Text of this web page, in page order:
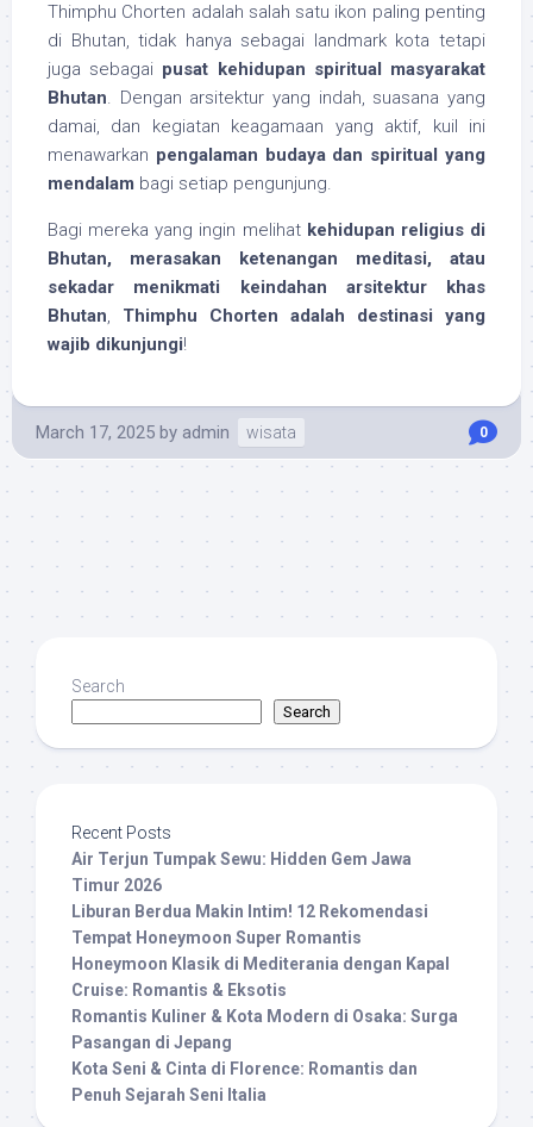
Thimphu Chorten adalah salah satu ikon paling penting
di Bhutan, tidak hanya sebagai landmark kota tetapi
juga sebagai pusat kehidupan spiritual masyarakat
Bhutan. Dengan arsitektur yang indah, suasana yang
damai, dan kegiatan keagamaan yang aktif, kuil ini
menawarkan pengalaman budaya dan spiritual yang
mendalam bagi setiap pengunjung.
Bagi mereka yang ingin melihat kehidupan religius di
Bhutan, merasakan ketenangan meditasi, atau
sekadar menikmati keindahan arsitektur khas
Bhutan, Thimphu Chorten adalah destinasi yang
wajib dikunjungi!
March 17, 2025 by admin wisata 0
Search
Search
Recent Posts
Air Terjun Tumpak Sewu: Hidden Gem Jawa
Timur 2026
Liburan Berdua Makin Intim! 12 Rekomendasi
Tempat Honeymoon Super Romantis
Honeymoon Klasik di Mediterania dengan Kapal
Cruise: Romantis & Eksotis
Romantis Kuliner & Kota Modern di Osaka: Surga
Pasangan di Jepang
Kota Seni & Cinta di Florence: Romantis dan
Penuh Sejarah Seni Italia